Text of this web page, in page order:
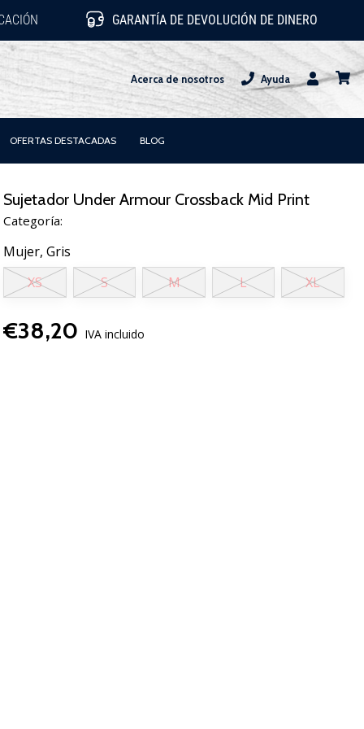
GARANTÍA DE DEVOLUCIÓN DE DINERO
Acerca de nosotros
Ayuda
Usuario
OFERTAS DESTACADAS BLOG
Sujetador Under Armour Crossback Mid Print
Categoría:
Mujer, Gris
XS
S M L XL
€38,20 IVA incluido